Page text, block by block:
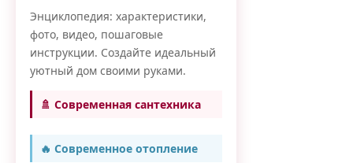
Энциклопедия: характеристики,
фото, видео, пошаговые
инструкции. Создайте идеальный
уютный дом своими руками.
🚿 Современная сантехника
🔥 Современное отопление